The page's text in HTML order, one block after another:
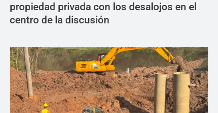
propiedad privada con los desalojos en el
centro de la discusión